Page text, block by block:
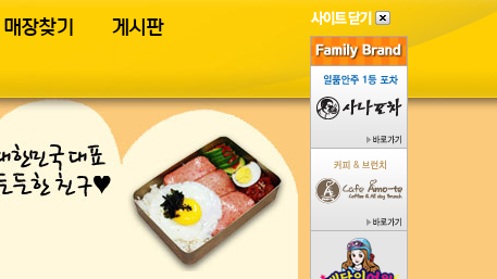
게시판